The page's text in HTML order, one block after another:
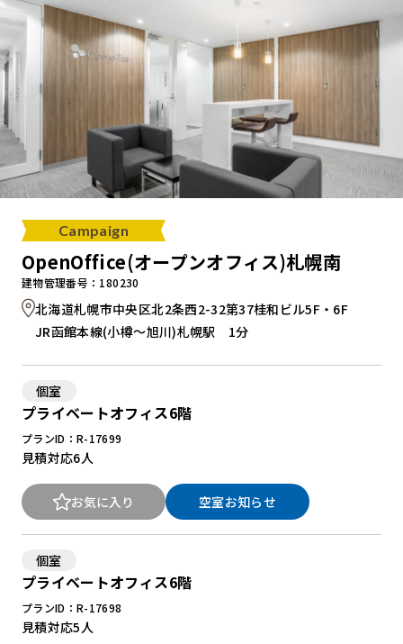
ブランドから探す
オフィススタイルから探す
0120-999-076
受付時間 平日9:00～18:00
New Office Styleとは
よくある質問
Campaign
OpenOffice(オープンオフィス)札幌南
建物管理番号：180230
北海道札幌市中央区北2条西2-32第37桂和ビル5F・6F
JR函館本線(小樽～旭川)札幌駅 1分
個室
プライベートオフィス6階
プランID：R-17699
見積対応6人
お気に入り 空室お知らせ
個室
プライベートオフィス6階
プランID：R-17698
見積対応5人